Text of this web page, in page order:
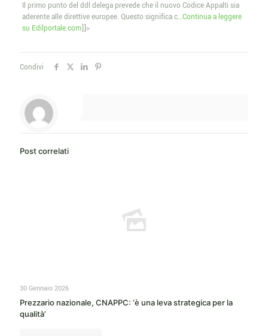
Il primo punto del ddl delega prevede che il nuovo Codice Appalti sia
aderente alle direttive europee. Questo significa c…Continua a leggere
su Edilportale.com]]>
Condivi
Post correlati
30 Gennaio 2026
Prezzario nazionale, CNAPPC: ‘è una leva strategica per la
qualità’